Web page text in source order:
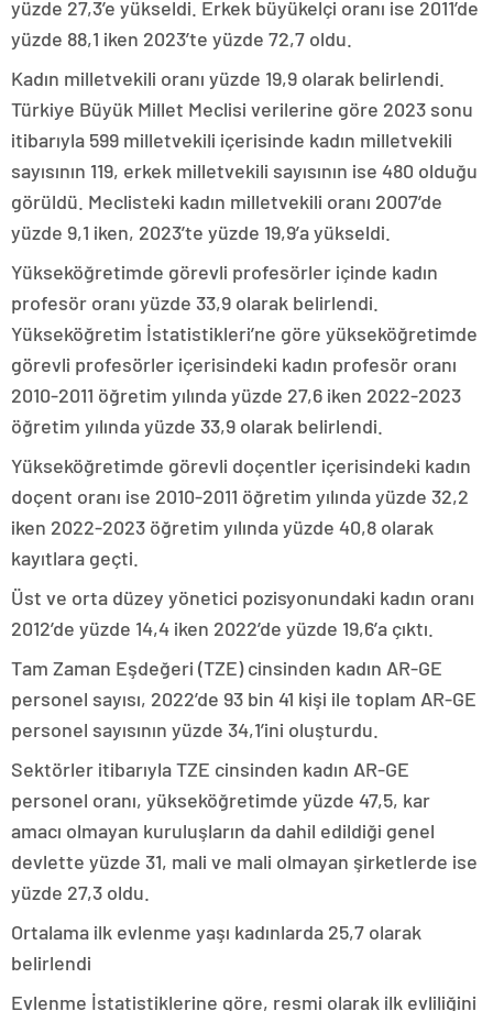
yüzde 27,3’e yükseldi. Erkek büyükelçi oranı ise 2011’de
yüzde 88,1 iken 2023’te yüzde 72,7 oldu.
Kadın milletvekili oranı yüzde 19,9 olarak belirlendi.
Türkiye Büyük Millet Meclisi verilerine göre 2023 sonu
itibarıyla 599 milletvekili içerisinde kadın milletvekili
sayısının 119, erkek milletvekili sayısının ise 480 olduğu
görüldü. Meclisteki kadın milletvekili oranı 2007’de
yüzde 9,1 iken, 2023’te yüzde 19,9’a yükseldi.
Yükseköğretimde görevli profesörler içinde kadın
profesör oranı yüzde 33,9 olarak belirlendi.
Yükseköğretim İstatistikleri’ne göre yükseköğretimde
görevli profesörler içerisindeki kadın profesör oranı
2010-2011 öğretim yılında yüzde 27,6 iken 2022-2023
öğretim yılında yüzde 33,9 olarak belirlendi.
Yükseköğretimde görevli doçentler içerisindeki kadın
doçent oranı ise 2010-2011 öğretim yılında yüzde 32,2
iken 2022-2023 öğretim yılında yüzde 40,8 olarak
kayıtlara geçti.
Üst ve orta düzey yönetici pozisyonundaki kadın oranı
2012’de yüzde 14,4 iken 2022’de yüzde 19,6’a çıktı.
Tam Zaman Eşdeğeri (TZE) cinsinden kadın AR-GE
personel sayısı, 2022’de 93 bin 41 kişi ile toplam AR-GE
personel sayısının yüzde 34,1’ini oluşturdu.
Sektörler itibarıyla TZE cinsinden kadın AR-GE
personel oranı, yükseköğretimde yüzde 47,5, kar
amacı olmayan kuruluşların da dahil edildiği genel
devlette yüzde 31, mali ve mali olmayan şirketlerde ise
yüzde 27,3 oldu.
Ortalama ilk evlenme yaşı kadınlarda 25,7 olarak
belirlendi
Evlenme İstatistiklerine göre, resmi olarak ilk evliliğini